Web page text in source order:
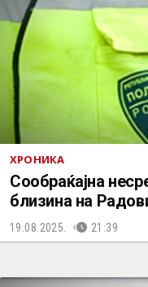
ХРОНИКА
Сообраќајна
близина на
19.08.2025. 21:39